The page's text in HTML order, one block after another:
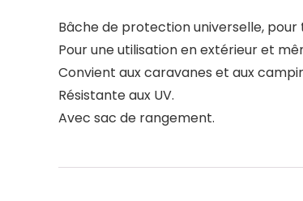
Bâche de protection universelle,
Pour une utilisation en extérieur et
Convient aux caravanes et aux
Résistante aux UV.
Avec sac de rangement.